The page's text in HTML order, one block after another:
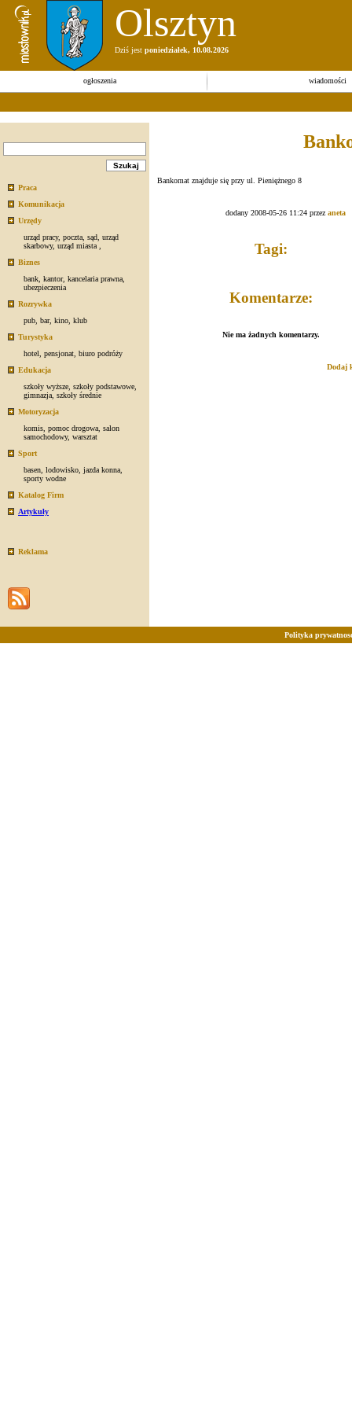
Olsztyn
Dziś jest poniedziałek, 10.08.2026
ogłoszenia wiadomości
Praca
Komunikacja
Urzędy
urząd pracy, poczta sąd urząd
skarbowy, urząd miasta
Biznes
bank kantor, kancelaria prawna
ubezpieczenia
Rozrywka
pub bar, kino klub
Turystyka
hotel
pensjonat biuro podróży
Edukacja
szkoły wyższe szkoły podstawowe
gimnazja szkoły średnie
Motoryzacja
komis pomoc drogowa salon
samochodowy, warsztat
Sport
basen lodowisko jazda konna
sporty wodne
Katalog Firm
Artykuły
Reklama
Bankomat znajduje się przy ul. Pieniężnego 8
dodany 2008-05-26 11:24 przez aneta
Tagi:
Komentarze:
Nie ma żadnych komentarzy.
Dodaj
Polityka